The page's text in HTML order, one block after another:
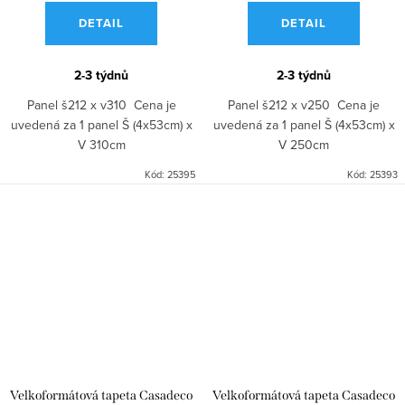
DETAIL
2-3 týdnů
Panel š212 x v310 Cena je
uvedená za 1 panel Š (4x53cm) x
V 310cm
Kód: 25395
DETAIL
2-3 týdnů
Panel š212 x v250 Cena je
uvedená za 1 panel Š (4x53cm) x
V 250cm
Kód: 25393
Velkoformátová tapeta Casadeco
Velkoformátová tapeta Casadeco